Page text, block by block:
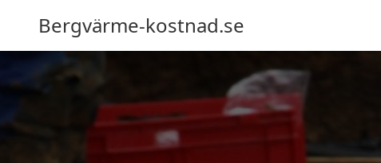
Bergvärme-kostnad.se